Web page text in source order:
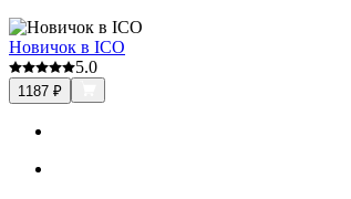
Новичок в ICO
5.0
1187 ₽